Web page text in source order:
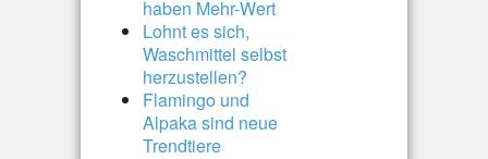
haben Mehr-Wert
Lohnt es sich,
Waschmittel selbst
herzustellen?
Flamingo und
Alpaka sind neue
Trendtiere